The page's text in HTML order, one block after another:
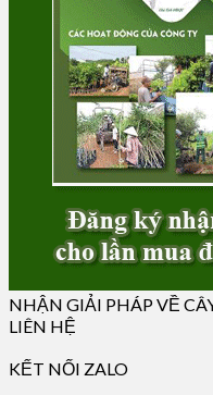
NHẬN GIẢI PHÁP VỀ
LIÊN HỆ
KẾT NỐI ZALO